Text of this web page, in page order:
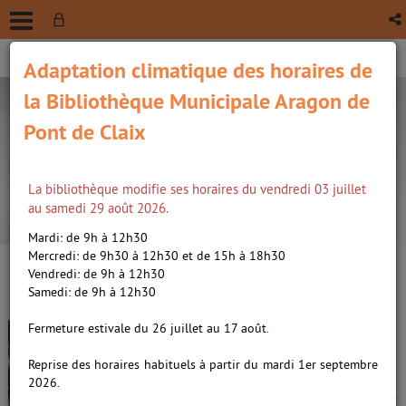
recherche avancée
Tara Duncan 01
Les sortceliers / Audouin-
Adaptation climatique des horaires de
la Bibliothèque Municipale Aragon de
Pont de Claix
La bibliothèque modifie ses horaires du vendredi 03 juillet
au samedi 29 août 2026.
Mardi: de 9h à 12h30
Mercredi: de 9h30 à 12h30 et de 15h à 18h30
Vendredi: de 9h à 12h30
Samedi: de 9h à 12h30
Fermeture estivale du 26 juillet au 17 août.
Reprise des horaires habituels à partir du mardi 1er septembre
2026.